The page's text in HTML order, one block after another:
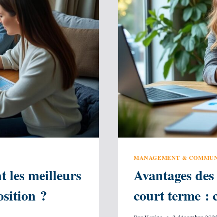
les meilleurs
?
MANAGEMENT &
Avantages
court terme :